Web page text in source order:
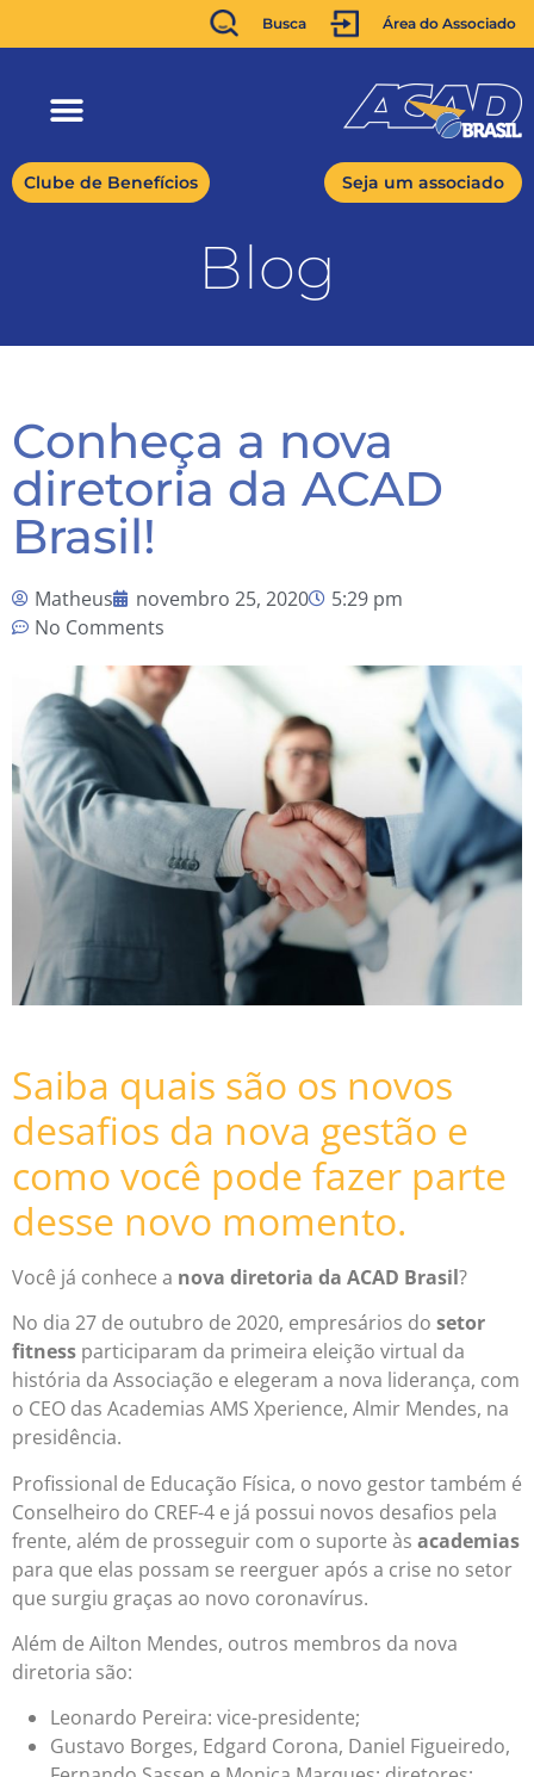
Busca Área do Associado
Clube de Benefícios Seja um associado
Blog
Conheça a nova
diretoria da ACAD
Brasil!
Matheus novembro 25, 2020
5:29 pm
No Comments
Saiba quais são os novos
desafios da nova gestão e
como você pode fazer parte
desse novo momento.
Você já conhece a nova diretoria da ACAD Brasil?
No dia 27 de outubro de 2020, empresários do setor
fitness participaram da primeira eleição virtual da
história da Associação e elegeram a nova liderança, com
o CEO das Academias AMS Xperience, Almir Mendes, na
presidência.
Profissional de Educação Física, o novo gestor também é
Conselheiro do CREF-4 e já possui novos desafios pela
frente, além de prosseguir com o suporte às academias
para que elas possam se reerguer após a crise no setor
que surgiu graças ao novo coronavírus.
Além de Ailton Mendes, outros membros da nova
diretoria são:
Leonardo Pereira: vice-presidente;
Gustavo Borges, Edgard Corona, Daniel Figueiredo,